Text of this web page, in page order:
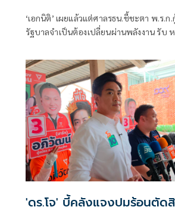
‘เอกนิติ’ เผยแล้วแต่ศาลรธน.ชี้ชะตา พ.ร.ก.
รัฐบาลจำเป็นต้องเปลี่ยนผ่านพลังงาน รับ
'ดร.โจ' บี้คลังแจงปมร้อนตัด